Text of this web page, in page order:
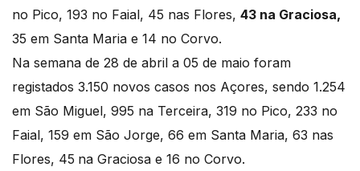
no Pico, 193 no Faial, 45 nas Flores, 43 na Graciosa,
35 em Santa Maria e 14 no Corvo.
Na semana de 28 de abril a 05 de maio foram
registados 3.150 novos casos nos Açores, sendo 1.254
em São Miguel, 995 na Terceira, 319 no Pico, 233 no
Faial, 159 em São Jorge, 66 em Santa Maria, 63 nas
Flores, 45 na Graciosa e 16 no Corvo.